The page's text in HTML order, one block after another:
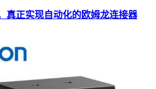
真正实现自动化的欧姆龙连接器